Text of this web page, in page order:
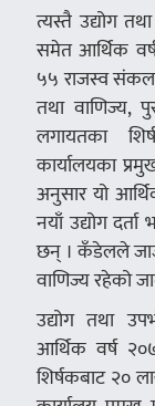
त्यस्तै उद्योग
समेत आर्थिक
५५ राजस्व
तथा वाणिज्य,
लगायतका
कार्यालयका
अनुसार यो
नयाँ उद्योग
छन् । कँडेलले
वाणिज्य रहेको
उद्योग तथा
आर्थिक वर्ष
शिर्षकबाट २०